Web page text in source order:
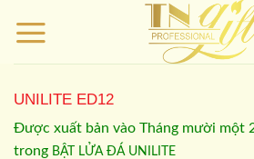
qua
UNILITE ED12
Được xuất bản vào Tháng mười một
trong BẬT LỬA ĐÁ UNILITE